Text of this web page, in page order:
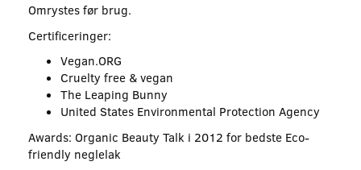
Omrystes før brug.
Certificeringer:
Vegan.ORG
Cruelty free & vegan
The Leaping Bunny
United States Environmental Protection Agency
Awards: Organic Beauty Talk i 2012 for bedste Eco-
friendly neglelak